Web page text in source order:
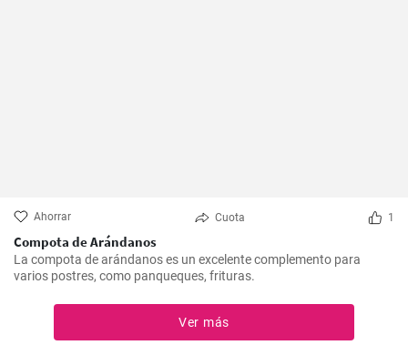
Ahorrar Cuota 1
Compota de Arándanos
La compota de arándanos es un excelente complemento para
varios postres, como panqueques, frituras.
Ver más